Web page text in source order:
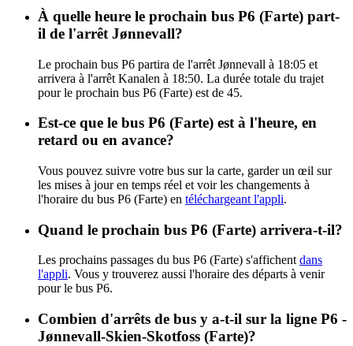
À quelle heure le prochain bus P6 (Farte) part-
il de l'arrêt Jønnevall?
Le prochain bus P6 partira de l'arrêt Jønnevall à 18:05 et
arrivera à l'arrêt Kanalen à 18:50. La durée totale du trajet
pour le prochain bus P6 (Farte) est de 45.
Est-ce que le bus P6 (Farte) est à l'heure, en
retard ou en avance?
Vous pouvez suivre votre bus sur la carte, garder un œil sur
les mises à jour en temps réel et voir les changements à
l'horaire du bus P6 (Farte) en téléchargeant l'appli.
Quand le prochain bus P6 (Farte) arrivera-t-il?
Les prochains passages du bus P6 (Farte) s'affichent dans
l'appli. Vous y trouverez aussi l'horaire des départs à venir
pour le bus P6.
Combien d'arrêts de bus y a-t-il sur la ligne P6 -
Jønnevall-Skien-Skotfoss (Farte)?